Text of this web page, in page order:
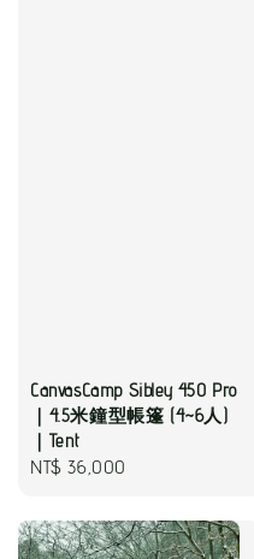
CanvasCamp Sibley 450 Pro
｜4.5米鐘型帳篷 (4~6人)
｜Tent
Regular
NT$ 36,000